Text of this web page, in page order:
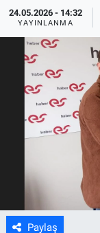
24.05.2026 - 14:32
YAYINLANMA
Paylaş
SPOR